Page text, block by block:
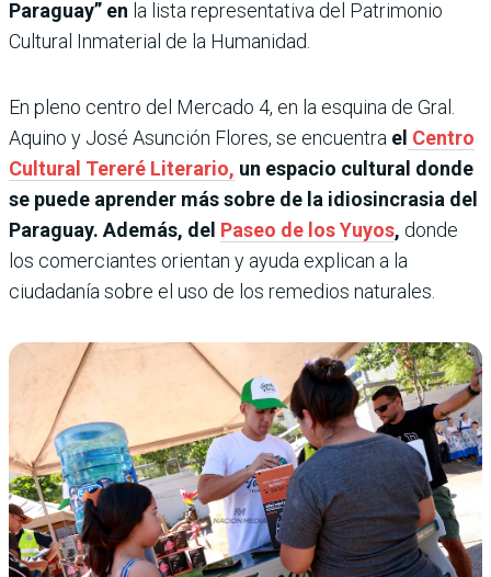
Paraguay” en la lista representativa del Patrimonio
Cultural Inmaterial de la Humanidad.
En pleno centro del Mercado 4, en la esquina de Gral.
Aquino y José Asunción Flores, se encuentra el Centro
Cultural Tereré Literario, un espacio cultural donde
se puede aprender más sobre de la idiosincrasia del
Paraguay. Además, del Paseo de los Yuyos, donde
los comerciantes orientan y ayuda explican a la
ciudadanía sobre el uso de los remedios naturales.